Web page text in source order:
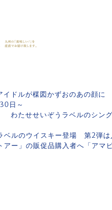
イドルが楳図かずおのあの顔
日～
わたせせいぞうラベルのシン
ベルのウイスキー登場 第2弾
ー」の販促品購入者へ「アマ